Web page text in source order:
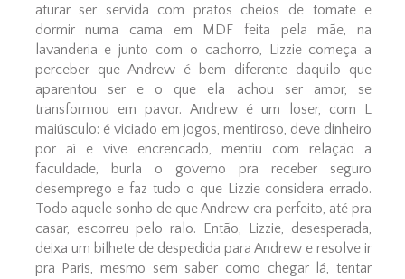
aturar ser servida com pratos cheios de tomate e
dormir numa cama em MDF feita pela mãe, na
lavanderia e junto com o cachorro, Lizzie começa a
perceber que Andrew é bem diferente daquilo que
aparentou ser e o que ela achou ser amor, se
transformou em pavor. Andrew é um loser, com L
maiúsculo: é viciado em jogos, mentiroso, deve dinheiro
por aí e vive encrencado, mentiu com relação a
faculdade, burla o governo pra receber seguro
desemprego e faz tudo o que Lizzie considera errado.
Todo aquele sonho de que Andrew era perfeito, até pra
casar, escorreu pelo ralo. Então, Lizzie, desesperada,
deixa um bilhete de despedida para Andrew e resolve ir
pra Paris, mesmo sem saber como chegar lá, tentar